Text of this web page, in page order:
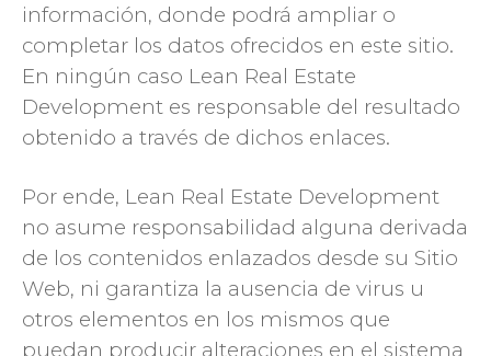
información, donde podrá ampliar o
completar los datos ofrecidos en este sitio.
En ningún caso Lean Real Estate
Development es responsable del resultado
obtenido a través de dichos enlaces.
Por ende, Lean Real Estate Development
no asume responsabilidad alguna derivada
de los contenidos enlazados desde su Sitio
Web, ni garantiza la ausencia de virus u
otros elementos en los mismos que
puedan producir alteraciones en el sistema